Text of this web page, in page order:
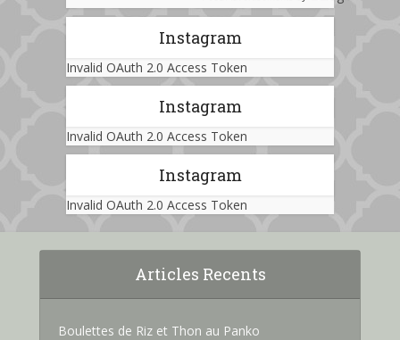
Instagram
Invalid OAuth 2.0 Access Token
Instagram
Invalid OAuth 2.0 Access Token
Instagram
Invalid OAuth 2.0 Access Token
Articles Recents
Boulettes de Riz et Thon au Panko